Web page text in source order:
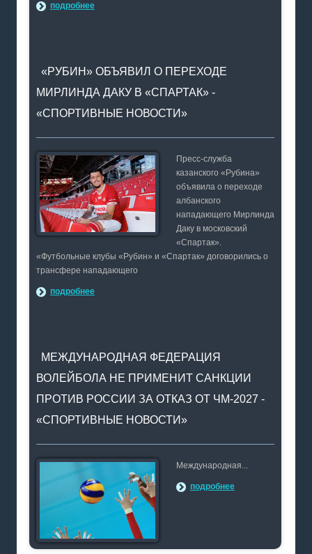
подробнее
«РУБИН» ОБЪЯВИЛ О ПЕРЕХОДЕ
МИРЛИНДА ДАКУ В «СПАРТАК» -
«СПОРТИВНЫЕ НОВОСТИ»
Пресс-служба
казанского «Рубина»
объявила о переходе
албанского
нападающего Мирлинда
Даку в московский
«Спартак».
«Футбольные клубы «Рубин» и «Спартак» договорились о
трансфере нападающего
подробнее
МЕЖДУНАРОДНАЯ ФЕДЕРАЦИЯ
ВОЛЕЙБОЛА НЕ ПРИМЕНИТ САНКЦИИ
ПРОТИВ РОССИИ ЗА ОТКАЗ ОТ ЧМ-2027 -
«СПОРТИВНЫЕ НОВОСТИ»
Международная...
подробнее